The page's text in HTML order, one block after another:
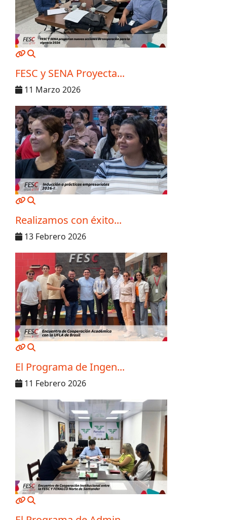
MOD_JTCS_VIEW_ARTICLE_LINK
FESC y SENA Proyecta...
11 Marzo 2026
MOD_JTCS_VIEW_ARTICLE_LINK
Realizamos con éxito...
13 Febrero 2026
MOD_JTCS_VIEW_ARTICLE_LINK
El Programa de Ingen...
11 Febrero 2026
MOD_JTCS_VIEW_ARTICLE_LINK